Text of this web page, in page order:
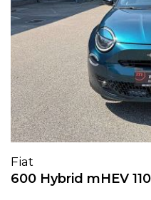
Fiat
600 Hybrid mHEV